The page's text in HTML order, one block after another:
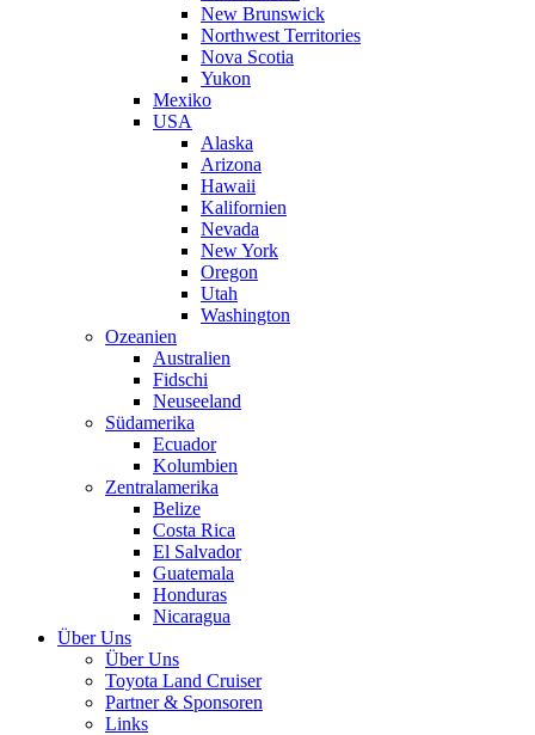
New Brunswick
Northwest Territories
Nova Scotia
Yukon
Mexiko
USA
Alaska
Arizona
Hawaii
Kalifornien
Nevada
New York
Oregon
Utah
Washington
Ozeanien
Australien
Fidschi
Neuseeland
Südamerika
Ecuador
Kolumbien
Zentralamerika
Belize
Costa Rica
El Salvador
Guatemala
Honduras
Nicaragua
Über Uns
Über Uns
Toyota Land Cruiser
Partner & Sponsoren
Links